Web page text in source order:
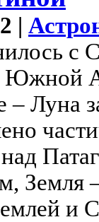
|
с
Южной
– Луна
Земля
и